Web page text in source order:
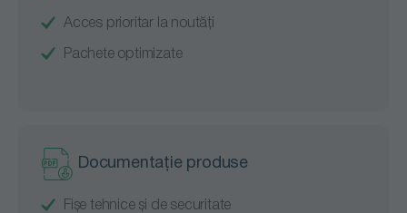
Acces prioritar la noutăți
Pachete optimizate
Documentație produse
Fișe tehnice și de securitate